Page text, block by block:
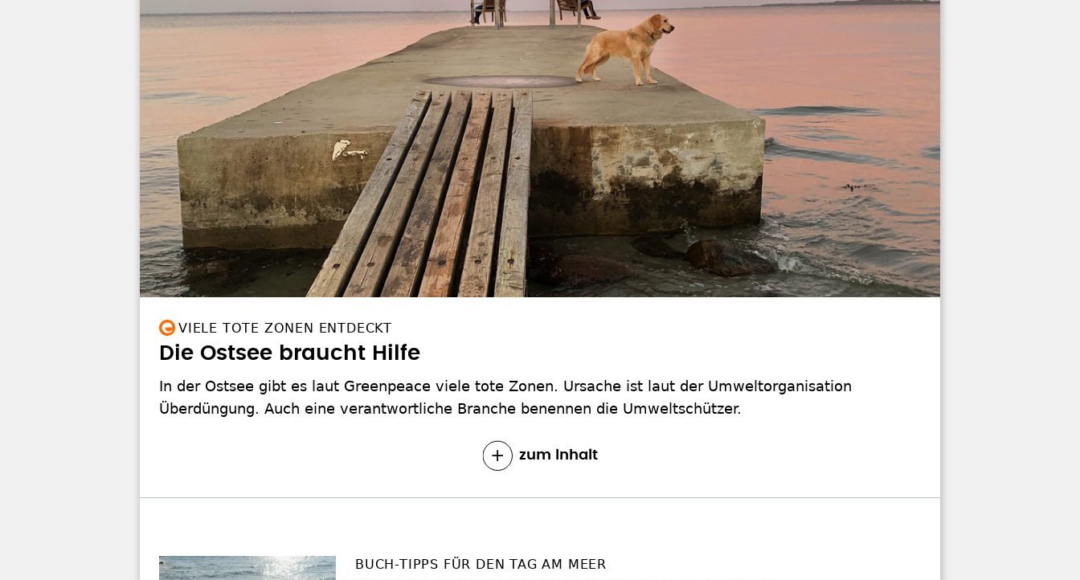
VIELE TOTE ZONEN ENTDECKT
Die Ostsee braucht Hilfe
In der Ostsee gibt es laut Greenpeace viele tote Zonen. Ursache ist laut der Umweltorganisation
Überdüngung. Auch eine verantwortliche Branche benennen die Umweltschützer.
zum Inhalt
BUCH-TIPPS FÜR DEN TAG AM MEER